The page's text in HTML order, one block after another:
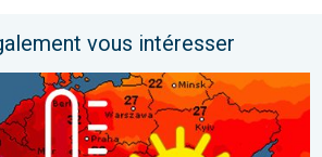
vous intéresser
en France. Des centaines de